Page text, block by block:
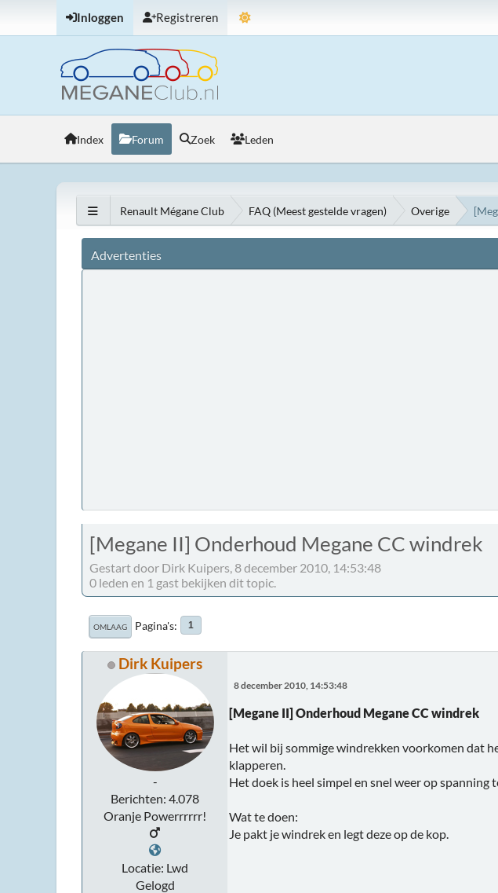
Inloggen Registreren
Index Forum Zoek Leden
Renault Mégane Club FAQ (Meest gestelde vragen) Overige
Advertenties
[Megane II] Onderhoud Megane CC windrek
Gestart door Dirk Kuipers, 8 december 2010, 14:53:48
0 leden en 1 gast bekijken dit topic.
OMLAAG Pagina's 1
Dirk Kuipers
-
Berichten: 4.078
Oranje Powerrrrrr!
Locatie: Lwd
Gelogd
8 december 2010, 14:53:48
[Megane II] Onderhoud Megane CC windrek
Het wil bij sommige windrekken voorkomen dat
klapperen.
Het doek is heel simpel en snel weer op spanning
Wat te doen:
Je pakt je windrek en legt deze op de kop.